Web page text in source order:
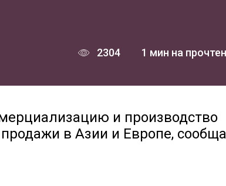
2304 1 мин на
и производство
в Азии и Европе,